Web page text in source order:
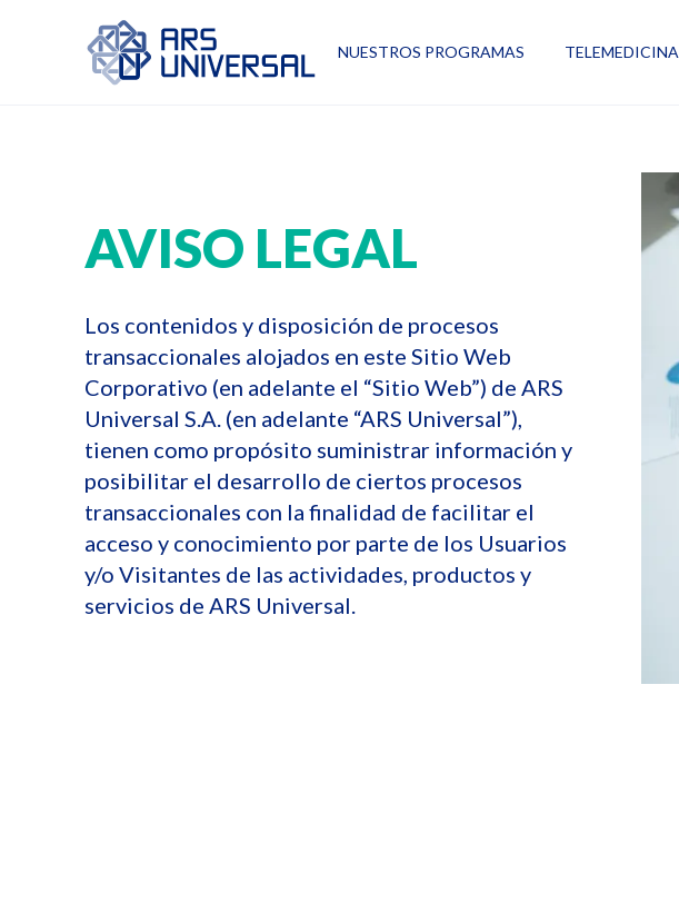
NUESTROS PROGRAMAS TELEMEDICINA
AVISO LEGAL
Los contenidos y disposición de procesos
transaccionales alojados en este Sitio Web
Corporativo (en adelante el “Sitio Web”) de ARS
Universal S.A. (en adelante “ARS Universal”),
tienen como propósito suministrar información y
posibilitar el desarrollo de ciertos procesos
transaccionales con la finalidad de facilitar el
acceso y conocimiento por parte de los Usuarios
y/o Visitantes de las actividades, productos y
servicios de ARS Universal.